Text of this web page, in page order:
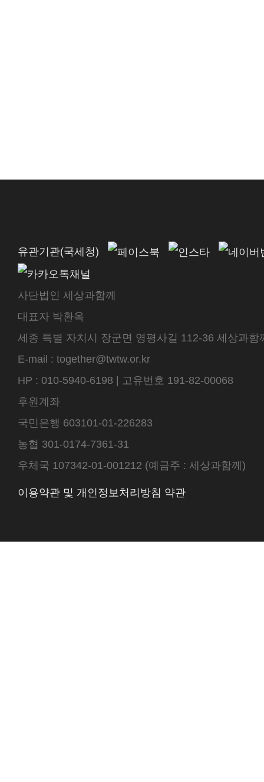
유관기관(국세청)
사단법인 세상과함께
대표자 박환옥
세종 특별 자치시 장군면 영평사길 112-36 세상과
E-mail : together@twtw.or.kr
HP : 010-5940-6198 | 고유번호 191-82-00068
후원계좌
국민은행 603101-01-226283
농협 301-0174-7361-31
우체국 107342-01-001212 (예금주 : 세상과함께)
이용약관 및 개인정보처리방침 약관